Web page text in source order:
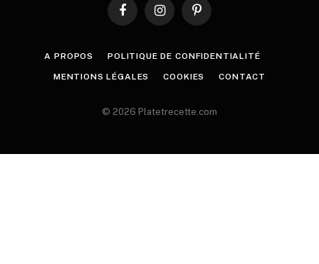
FacebookInstagramPinterest
A PROPOS POLITIQUE DE CONFIDENTIALITÉ
MENTIONS LÉGALES COOKIES CONTACT
© 2026 Platetrecette.com